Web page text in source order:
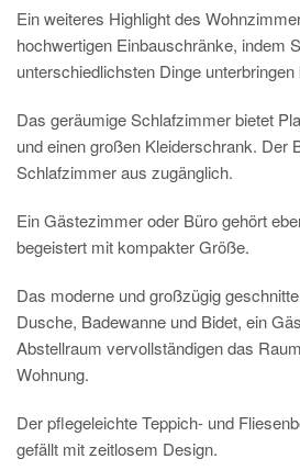
Ein weiteres Highlight des
hochwertigen Einbauschränke, indem
unterschiedlichsten Dinge unterbringen
Das geräumige Schlafzimmer bietet
und einen großen Kleiderschrank. Der
Schlafzimmer aus zugänglich.
Ein Gästezimmer oder Büro gehört
begeistert mit kompakter Größe.
Das moderne und großzügig
Dusche, Badewanne und Bidet, ein
Abstellraum vervollständigen das
Wohnung.
Der pflegeleichte Teppich- und
gefällt mit zeitlosem Design.